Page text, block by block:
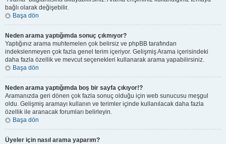
bağlı olarak değişebilir.
Başa dön
Neden arama yaptığımda sonuç çıkmıyor?
Yaptığınız arama muhtemelen çok belirsiz ve phpBB tarafından
indekslenmeyen çok fazla genel terim içeriyor. Gelişmiş Arama içerisindeki
daha fazla özellik ve mevcut seçenekleri kullanarak arama yapabilirsiniz.
Başa dön
Neden arama yaptığımda boş bir sayfa çıkıyor!?
Aramanızda geri dönen çok fazla sonuç olduğu için web sunucusu meşgul
oldu. Gelişmiş aramayı kullanın ve terimler içinde kullanılacak daha fazla
özellik ile aranacak forumları belirleyin.
Başa dön
Üyeler için nasıl arama yaparım?